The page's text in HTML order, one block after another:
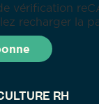
RH
vérification
recharger la